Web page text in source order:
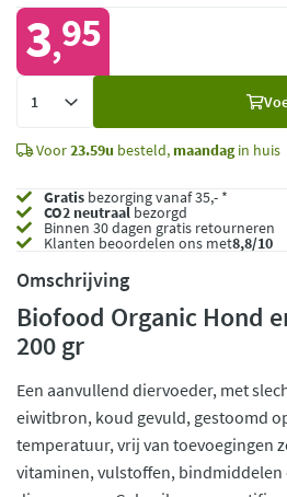
3,95
Voor23.59u besteld, maandagin huis
Gratis bezorging vanaf 35,- *
CO2 neutraalbezorgd
Binnen 30 dagen gratis retourneren
Klanten beoordelen ons met8,8/10
Omschrijving
Biofood Organic Hond
200 gr
Een aanvullend diervoeder, met
eiwitbron, koud gevuld, gestoomd
temperatuur, vrij van toevoegingen
vitaminen, vulstoffen, bindmiddelen